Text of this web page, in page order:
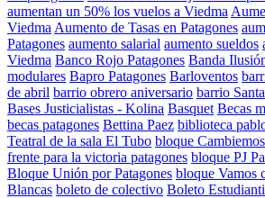
aumentan un 50% los vuelos a Viedma
Viedma Aumento de Tasas en Patagones
Patagones aumento salarial aumento sueldos
Viedma Banco Rojo Patagones Banda
modulares Bapro Patagones Barloventos
de abril barrio obrero aniversario barrio
Bases Justicialistas - Kolina Basquet Becas
becas patagones Bettina Paez biblioteca
Teatral de la sala El Tubo bloque
frente para la victoria patagones bloque PJ
Bloque Unión por Patagones bloque Vamos
Blancas boleto de colectivo Boleto